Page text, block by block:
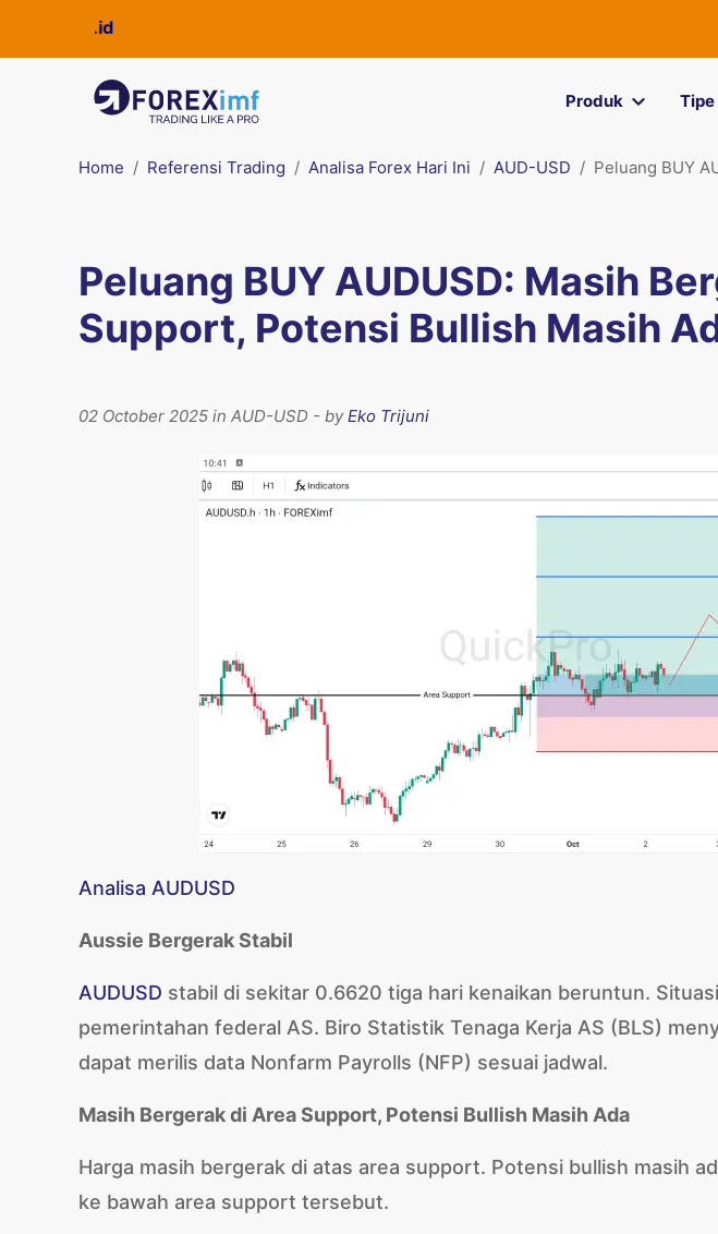
Produk Tipe
Home Referensi Trading Analisa Forex Hari Ini AUD-USD Peluang BUY
Peluang BUY AUDUSD: Masih
Support, Potensi Bullish Masih
02 October 2025 in AUD-USD - byEko Trijuni
Analisa AUDUSD
Aussie Bergerak Stabil
AUDUSD stabil di sekitar 0.6620 tiga hari kenaikan beruntun.
pemerintahan federal AS. Biro Statistik Tenaga Kerja AS (BLS)
dapat merilis data Nonfarm Payrolls (NFP) sesuai jadwal.
Masih Bergerak di Area Support, Potensi Bullish Masih Ada
Harga masih bergerak di atas area support. Potensi bullish masih
ke bawah area support tersebut.